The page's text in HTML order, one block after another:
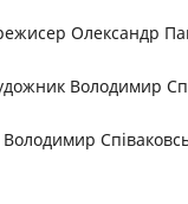
Олександр
Володимир